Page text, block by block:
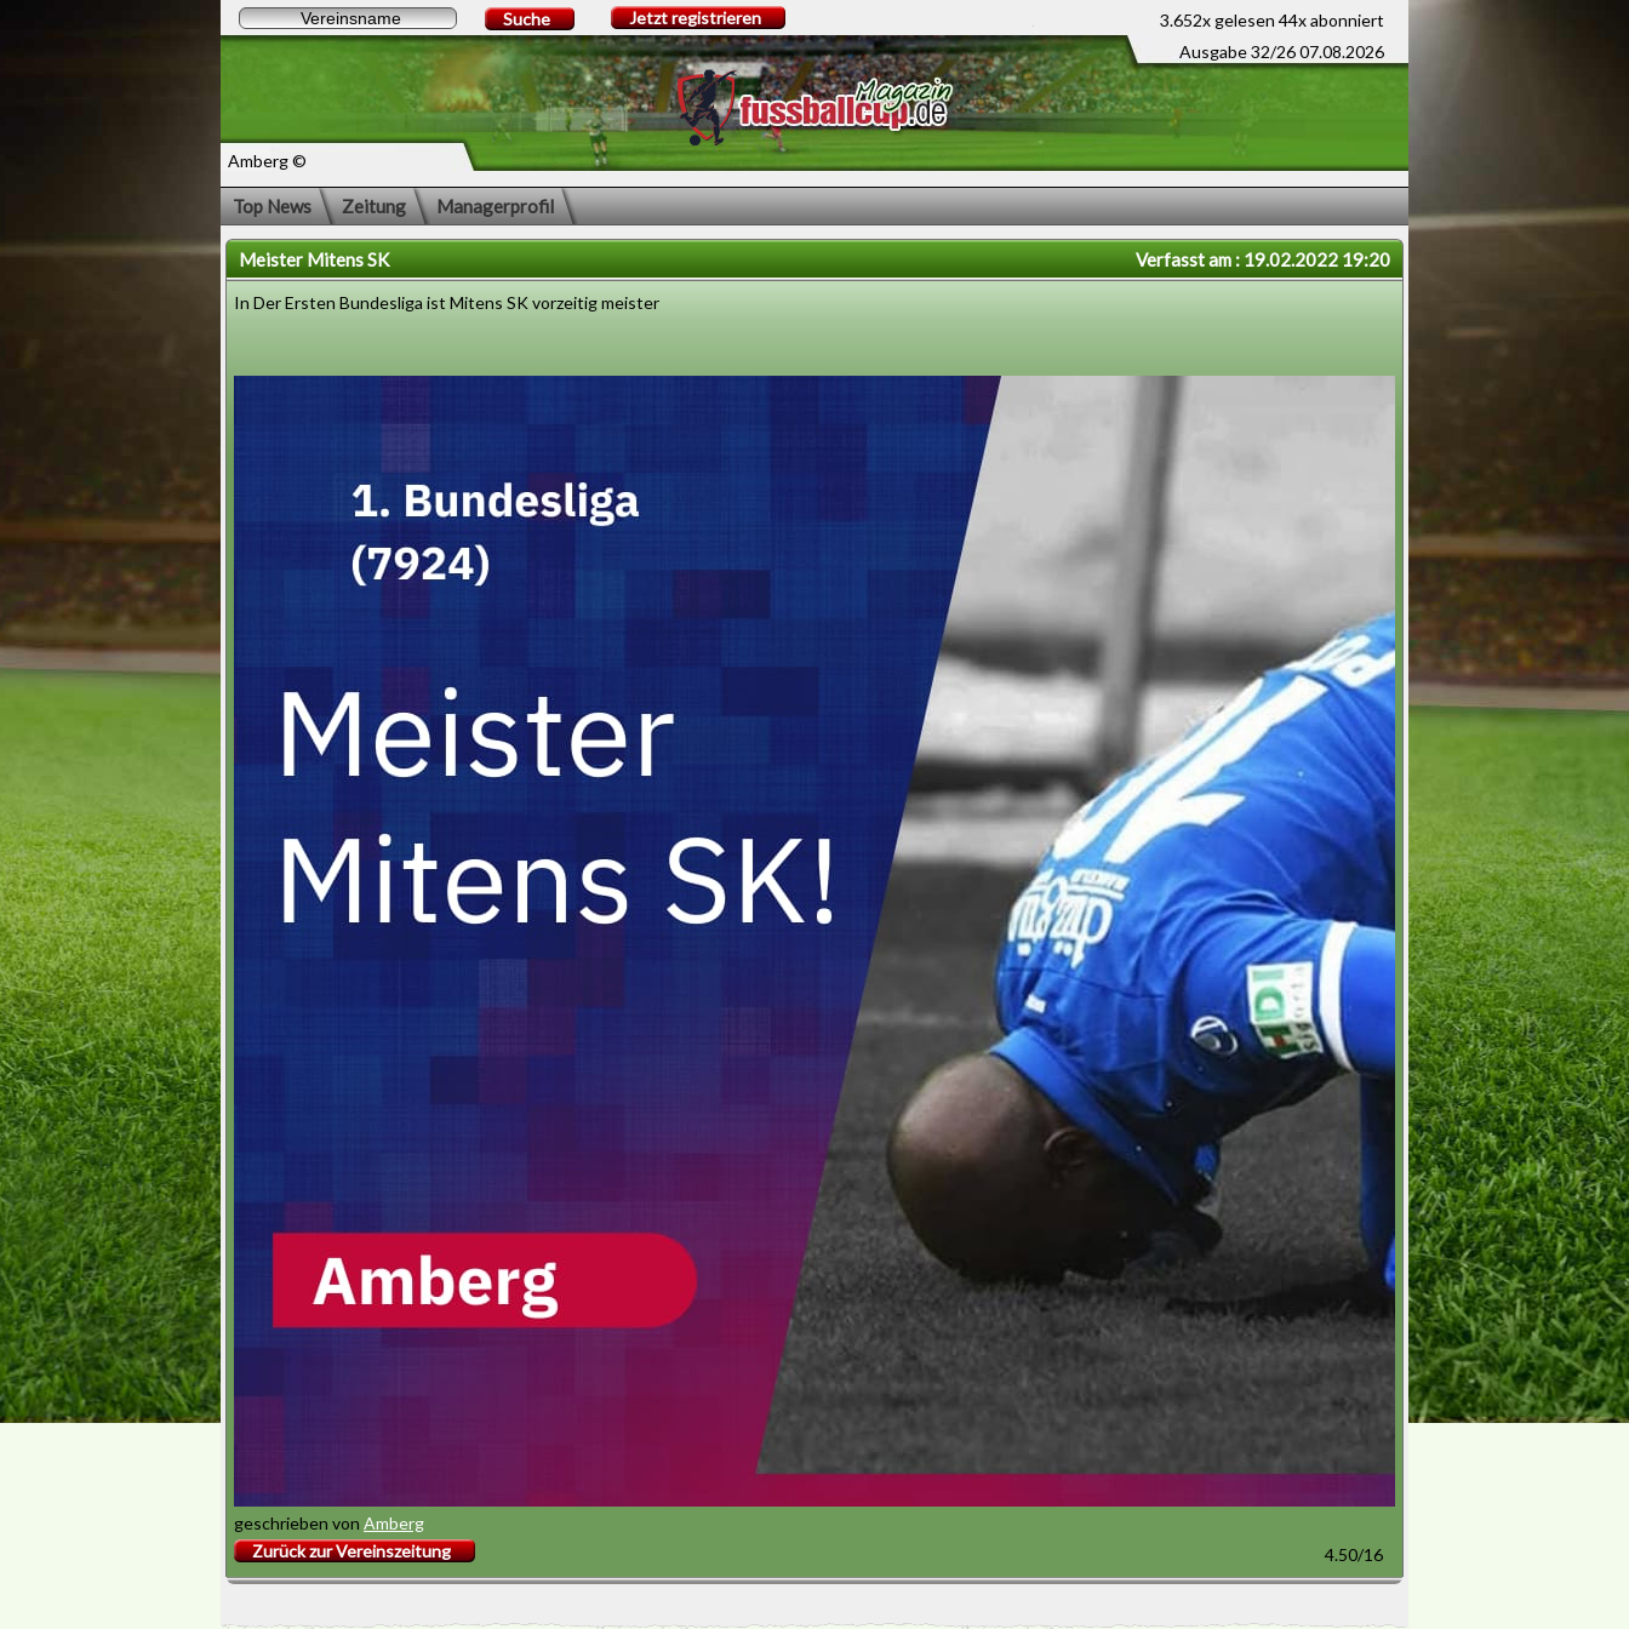
3.652x gelesen 44x abonniert
Ausgabe 32/26 07.08.2026
Amberg ©
Suche Jetzt registrieren
Top News Zeitung Managerprofil
Meister Mitens SK Verfasst am : 19.02.2022 19:20
In Der Ersten Bundesliga ist Mitens SK vorzeitig meister
geschrieben von Amberg
Zurück zur Vereinszeitung
4.50/16